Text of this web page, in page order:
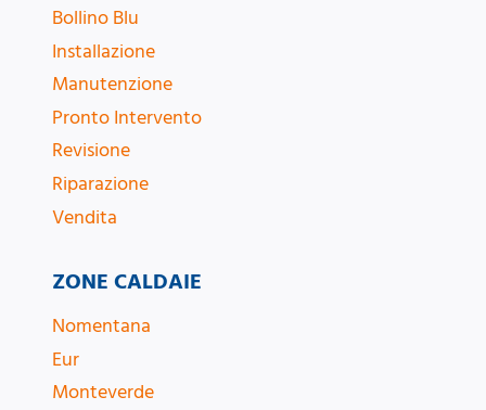
Bollino Blu
Installazione
Manutenzione
Pronto Intervento
Revisione
Riparazione
Vendita
ZONE CALDAIE
Nomentana
Eur
Monteverde